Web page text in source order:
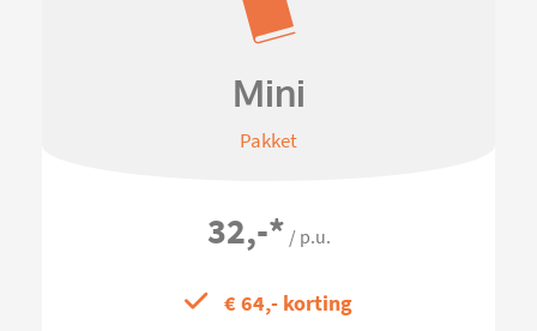
Mini
Pakket
32,-* / p.u.
€ 64,- korting